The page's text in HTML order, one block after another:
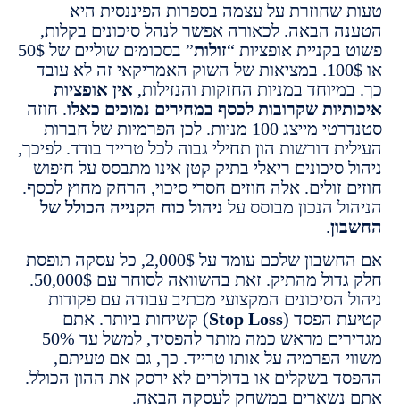
על עצמה בספרות הפיננסית היא
הבאה. לכאורה אפשר לנהל סיכונים בקלות,
אופציות “זולות
” בסכומים שוליים של 50$
או 100$. במציאות של השוק האמריקאי זה לא עובד
במניות החזקות והנזילות,אין אופציות
שקרובות לכסף במחירים נמוכים כאלו. חוזה
סטנדרטי מייצג 100 מניות. לכן הפרמיות של חברות
דורשות הון תחילי גבוה לכל טרייד בודד. לפיכך,
סיכונים ריאלי בתיק קטן אינו מתבסס על חיפוש
זולים. אלה חוזים חסרי סיכוי, הרחק מחוץ לכסף.
הנכון מבוסס עלניהול כוח הקנייה הכולל של
אם החשבון שלכם עומד על 2,000$, כל עסקה תופסת
חלק גדול מהתיק. זאת בהשוואה לסוחר עם 50,000$.
הסיכונים המקצועי מכתיב עבודה עם פקודות
הפסד (Stop Loss) קשיחות ביותר. אתם
מגדירים מראש כמה מותר להפסיד, למשל עד 50%
הפרמיה על אותו טרייד. כך, גם אם טעיתם,
בשקלים או בדולרים לא ירסק את ההון הכולל.
במשחק לעסקה הבאה.